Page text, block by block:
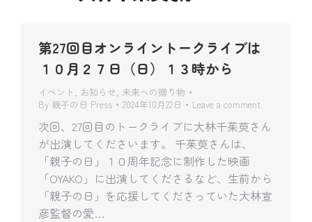
第27回目オンライントークライブは
１０月２７日（日）１３時から
イベント お知らせ 未来への贈り物
By 親子の日 Press 2024年10月22日 Leave a comment
次回、27回目のトークライブに大林千茱萸さん
が出演してくださいます。 千茱萸さんは、
「親子の日」１０周年記念に制作した映画
「OYAKO」に出演してくださるなど、生前から
「親子の日」を応援してくださっていた大林宣
彦監督の愛…